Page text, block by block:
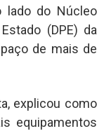
lado do Núcleo
(DPE) da
de mais de
explicou como
equipamentos